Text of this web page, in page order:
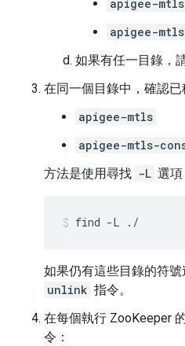
apigee-
apigee-
如果有任一目錄，
在同一個目錄中，確認已
apigee-mtls
apigee-mtls-
方法是使用尋找 -L 選項
find -L ./
如果仍有這些目錄的符
unlink 指令。
在每個執行 ZooKeeper
令：